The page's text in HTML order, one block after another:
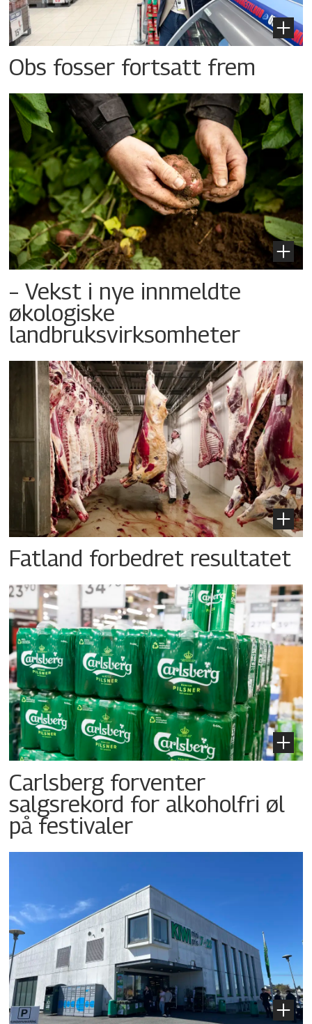
Obs fosser fortsatt frem
– Vekst i nye innmeldte
økologiske
landbruksvirksomheter
Fatland forbedret resultatet
Carlsberg forventer
salgsrekord for alkoholfri øl
på festivaler